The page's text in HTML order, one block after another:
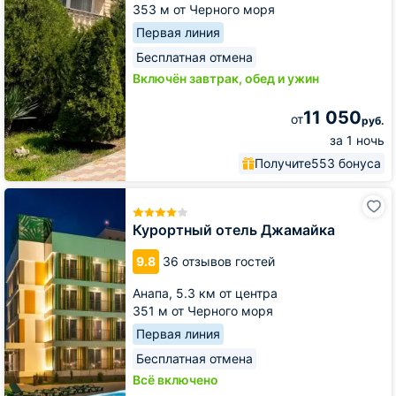
353 м от Черного моря
Первая линия
Бесплатная отмена
Включён завтрак, обед и ужин
от11 050руб.
за 1 ночь
Получите553 бонуса
Курортный отель Джамайка
9.8 36 отзывов гостей
Анапа, 5.3 км от центра
351 м от Черного моря
Первая линия
Бесплатная отмена
Всё включено
Курортный
отель
Джамайка